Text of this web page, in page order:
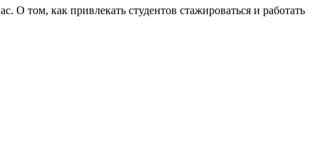
О том, как привлекать студентов стажироваться и работать